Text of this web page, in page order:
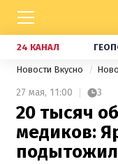
24 КАНАЛ
Новости Вкусно
27 мая, 11:00 3
20 тысяч
медиков: